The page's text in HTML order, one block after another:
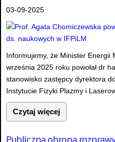
03-09-2025
Informujemy, że Minister Energii
września 2025 roku powołał dr
stanowisko zastępcy dyrektora
Instytucie Fizyki Plazmy i
Czytaj więcej